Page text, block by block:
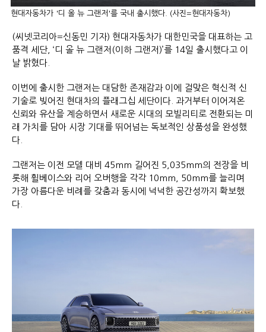
현대자동차가 '디 올 뉴 그랜저'를 국내 출시했다. (사진=현대자동차)
(씨넷코리아=신동민 기자) 현대자동차가 대한민국을 대표하는 고
품격 세단, ‘디 올 뉴 그랜저(이하 그랜저)’를 14일 출시했다고 이
날 밝혔다.
이번에 출시한 그랜저는 대담한 존재감과 이에 걸맞은 혁신적 신
기술로 빚어진 현대차의 플래그십 세단이다. 과거부터 이어져온
신뢰와 유산을 계승하면서 새로운 시대의 모빌리티로 전환되는 미
래 가치를 담아 시장 기대를 뛰어넘는 독보적인 상품성을 완성했
다.
그랜저는 이전 모델 대비 45mm 길어진 5,035mm의 전장을 비
롯해 휠베이스와 리어 오버행을 각각 10mm, 50mm를 늘리며
가장 아름다운 비례를 갖춤과 동시에 넉넉한 공간성까지 확보했
다.